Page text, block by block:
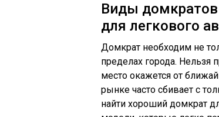
Виды домкратов
для легкового
Домкрат необходим не
пределах города. Нельзя
место окажется от
рынке часто сбивает с
найти хороший домкрат